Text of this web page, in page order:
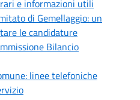
e informazioni utili
di Gemellaggio: un
le candidature
Bilancio
linee telefoniche